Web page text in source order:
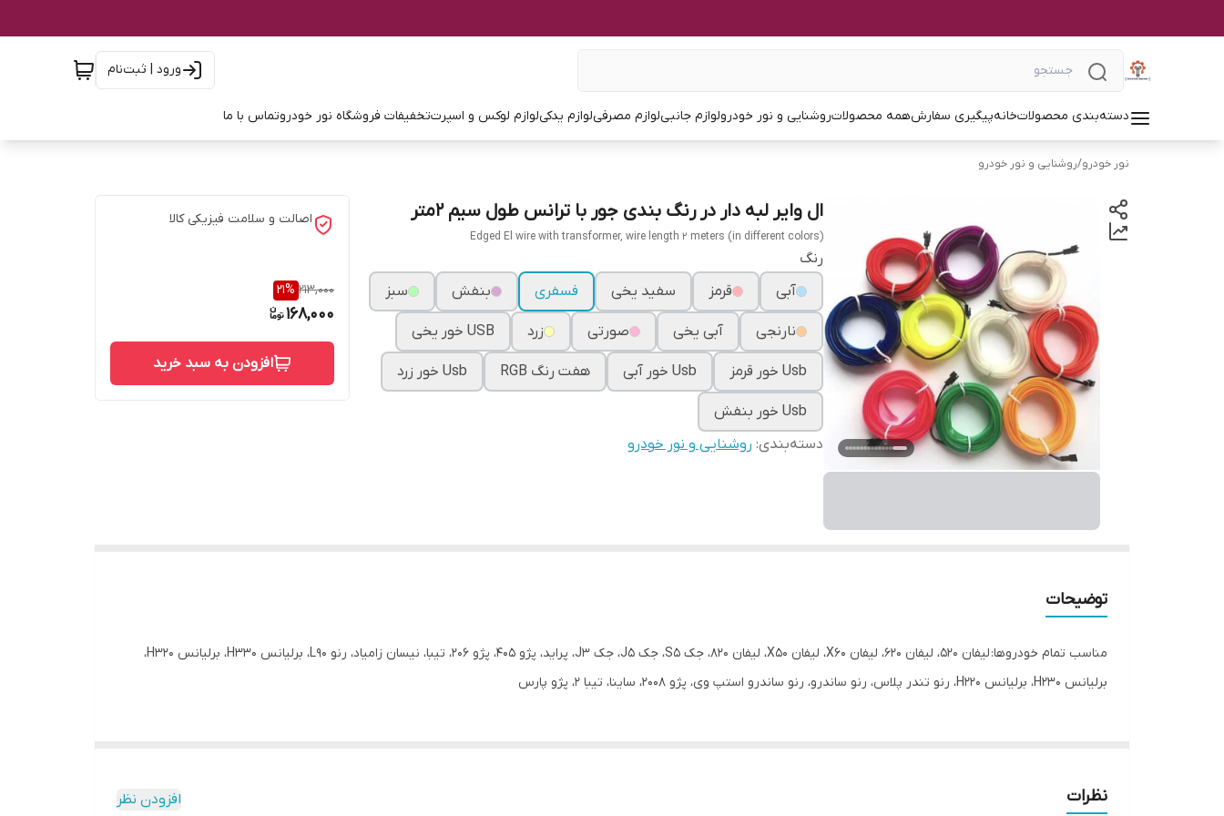
ورود | ثبت‌نام
دسته‌بندی محصولاتخانهپیگیری سفارشهمه محصولاتروشنایی و نور خودرولوازم جانبیلوازم مصرفیلوازم یدکیلوازم لوکس و اسپرتتخفیفات فروشگاه نور خودروتماس با ما
نور خودرو/روشنایی و نور خودرو
ال وایر لبه دار در رنگ بندی جور با ترانس طول سیم ۲متر
Edged El wire with transformer, wire length 2 meters (in different colors)
رنگ
آبی
قرمز سفید یخی فسفری بنفش سبز
نارنجی آبی یخی صورتی زرد USB خور یخی
Usb خور قرمز Usb خور آبی هفت رنگ RGB Usb خور زرد
Usb خور بنفش
دسته‌بندی: روشنایی و نور خودرو
اصالت و سلامت فیزیکی کالا
213,000
21%
168,000
افزودن به سبد خرید
توضیحات
مناسب تمام خودروها: لیفان 520، لیفان 620، لیفان X60، لیفان X50، لیفان 820، جک S5، جک J5، جک J3، پراید، پژو 405، پژو 206، تیبا، نیسان زامیاد، رنو L90، برلیانس H330، برلیانس H320،
برلیانس H230، برلیانس H220، رنو تندر پلاس، رنو ساندرو، رنو ساندرو استپ وی، پژو 2008، ساینا، تیبا 2، پژو پارس
نظرات افزودن نظر